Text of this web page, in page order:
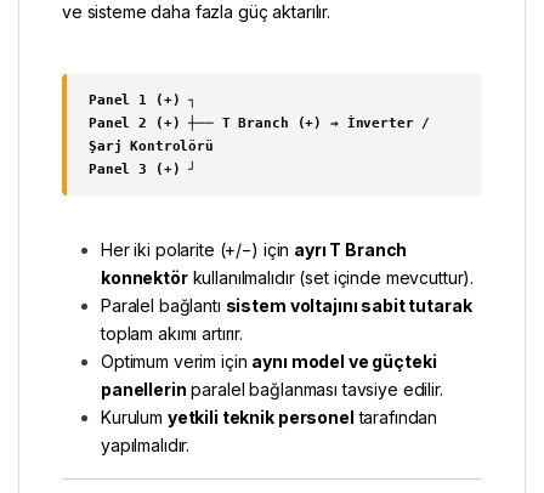
ve sisteme daha fazla güç aktarılır.
Panel 1 (+) ┐
Panel 2 (+) ┼── T Branch (+) → İnverter /
Şarj Kontrolörü
Panel 3 (+) ┘
Her iki polarite (+/−) için ayrı T Branch
konnektörkullanılmalıdır (set içinde mevcuttur).
Paralel bağlantı sistem voltajını sabit tutarak
toplam akımı artırır.
Optimum verim için aynı model ve güçteki
panellerin paralel bağlanması tavsiye edilir.
Kurulum yetkili teknik personel tarafından
yapılmalıdır.